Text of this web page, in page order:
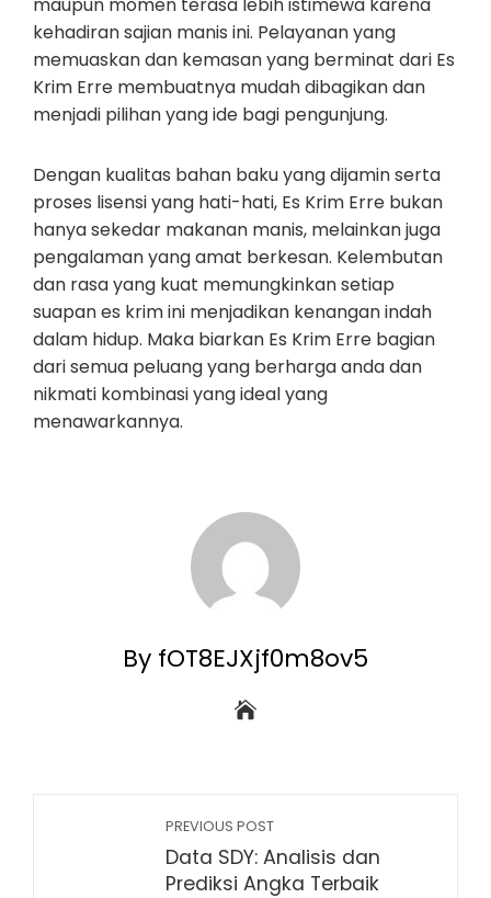
kehadiran sajian manis ini. Pelayanan yang
memuaskan dan kemasan yang berminat dari Es
Krim Erre membuatnya mudah dibagikan dan
menjadi pilihan yang ide bagi pengunjung.
Dengan kualitas bahan baku yang dijamin serta
proses lisensi yang hati-hati, Es Krim Erre bukan
hanya sekedar makanan manis, melainkan juga
pengalaman yang amat berkesan. Kelembutan
dan rasa yang kuat memungkinkan setiap
suapan es krim ini menjadikan kenangan indah
dalam hidup. Maka biarkan Es Krim Erre bagian
dari semua peluang yang berharga anda dan
nikmati kombinasi yang ideal yang
menawarkannya.
By fOT8EJXjf0m8ov5
PREVIOUS POST
Data SDY: Analisis dan
Prediksi Angka Terbaik